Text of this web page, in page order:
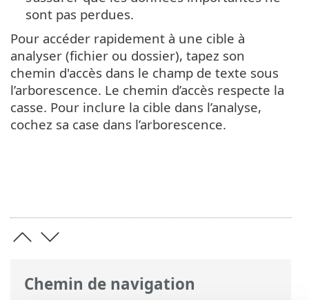
Chemin de navigation
sont pas perdues.
Pour accéder rapidement à une cible à
analyser (fichier ou dossier), tapez son
chemin d'accès dans le champ de texte sous
l’arborescence. Le chemin d’accès respecte la
casse. Pour inclure la cible dans l’analyse,
cochez sa case dans l’arborescence.